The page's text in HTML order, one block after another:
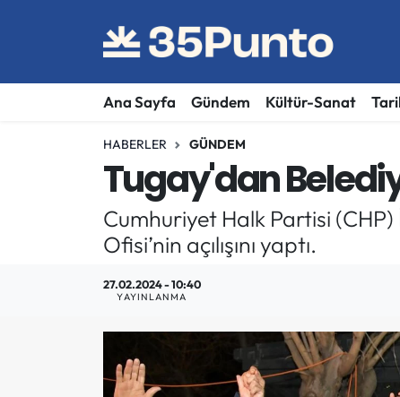
Ana Sayfa Gündem Kültür-Sanat
HABERLER GÜNDEM
Tugay'dan
Cumhuriyet Halk Partisi
Ofisi’nin açılışını yaptı.
27.02.2024 - 10:40
YAYINLANMA